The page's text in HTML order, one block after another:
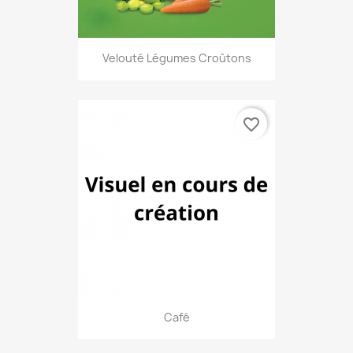
Velouté Légumes Croûtons
Café
favorite_border